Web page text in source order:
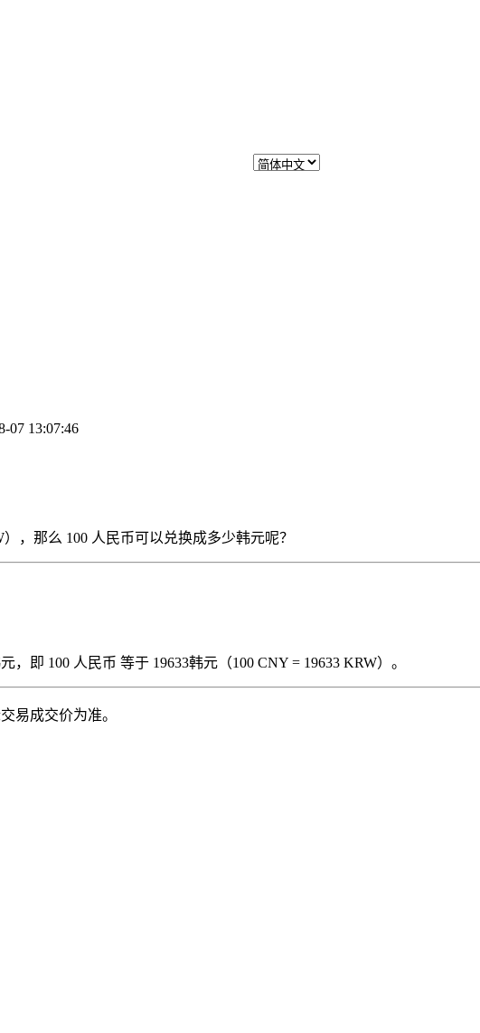
07 13:07:46
，那么 100 人民币可以兑换成多少韩元呢？
即 100 人民币 等于 19633韩元（100 CNY = 19633 KRW）。
易成交价为准。